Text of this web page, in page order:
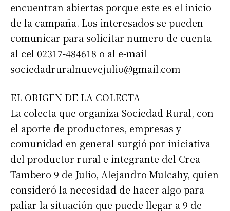
encuentran abiertas porque este es el inicio
de la campaña. Los interesados se pueden
comunicar para solicitar numero de cuenta
al cel 02317-484618 o al e-mail
sociedadruralnuevejulio@gmail.com
EL ORIGEN DE LA COLECTA
La colecta que organiza Sociedad Rural, con
el aporte de productores, empresas y
comunidad en general surgió por iniciativa
del productor rural e integrante del Crea
Tambero 9 de Julio, Alejandro Mulcahy, quien
consideró la necesidad de hacer algo para
paliar la situación que puede llegar a 9 de